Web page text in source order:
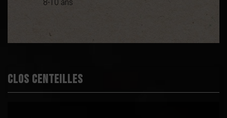
8-10 ans
Environnementale
Épicé
Clos Centeilles